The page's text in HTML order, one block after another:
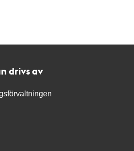
drivs av